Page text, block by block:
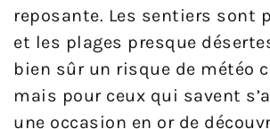
reposante. Les sentiers sont
et les plages presque
bien sûr un risque de météo
mais pour ceux qui savent
une occasion en or de